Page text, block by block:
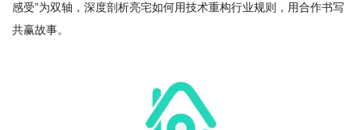
感受”为双轴，深度剖析亮宅如何用技术重构行业规则，用合作书写
共赢故事。